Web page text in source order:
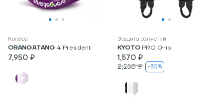
Колеса
ORANGATANG 4 President
7,950 ₽
Защита запястий
KYOTO PRO Grip
1,570 ₽
2,250 ₽ -30%